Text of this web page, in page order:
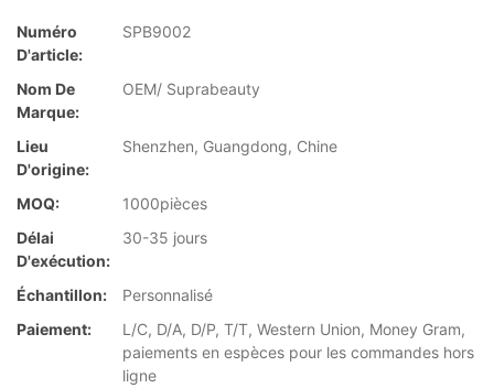
Numéro
D'article:
SPB9002
Nom De
Marque:
OEM/ Suprabeauty
Lieu
D'origine:
Shenzhen, Guangdong, Chine
MOQ:
1000pièces
Délai
D'exécution:
30-35 jours
Échantillon:
Personnalisé
Paiement:
L/C, D/A, D/P, T/T, Western Union, Money Gram,
paiements en espèces pour les commandes hors
ligne